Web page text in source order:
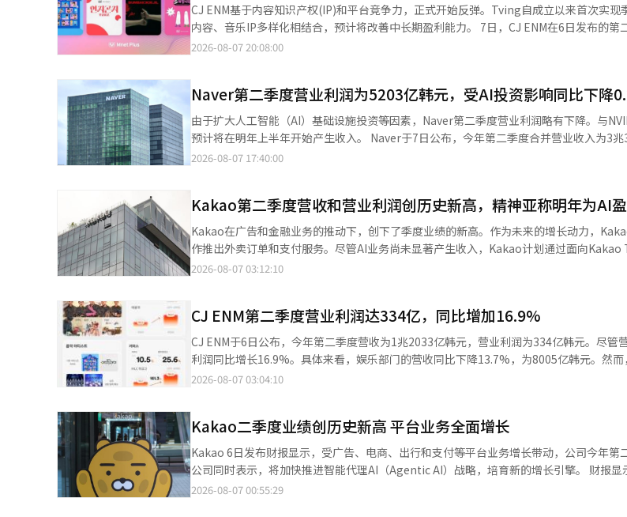
CJ ENM基于内容知识产权(IP)和平台竞争力，正式开始反弹。Tving自成立以来首次实现
内容、音乐IP多样化相结合，预计将改善中长期盈利能力。 7日，CJ ENM在6日发布的第二季度业绩中表示，收入为
1兆2033亿韩元，营业利润为334亿韩元。CJ ENM计划在此基础上增强IP竞争力，加速数字平台的
告收入。广告收入在同期增长52%，证明了其增长潜力。三星证券研究员崔敏河表示：
确认了盈利改善的可能性和盈利能力。”他补充道：“下半年将基于整合广播、数字和户
综合广告产品。”并预计广告收入规模将较上半年有所改善。 友信投资证券研究员李贤志也预测，下半年电视广告收
入将较上半年改善30%。他认为：“通过扩大涵盖广播、数字和户外广告的综合广告产品
实现正增长。” 内容IP的变现方式也在多样化。一个典型的例子是原创内容《厨师兵传奇》。CJ ENM在制作过程中
(F&B)和颁奖典礼表演等领域。 在音乐业务方面，CJ ENM一方面回收利用现有IP，另一方面积极获取新IP。通过
《Produce 101 Japan 新世界》、《恋孩子星球C：家乡赛》和《Modyssey》等项目，
体，并通过Mnet Plus扩大原创内容和日本艺人粉丝俱乐部的在线化，增强全球粉丝基础。 证券界认为，Tving的
次盈利转变标志着CJ ENM长期投资的内容IP和数字平台逐渐与收益相连接。随着下半年
展，预计盈利改善趋势将持续。 兴国生命研究员黄成镇表示：“通过过去IP的重启成功实现了收入来源的多样
2026-08-07 20:08:00
Naver第二季度营业利润为5203亿韩元，受AI投资影响同比下降
由于扩大人工智能（AI）基础设施投资等因素，Naver第二季度营业利润略有下降。与
预计将在明年上半年开始产生收入。 Naver于7日公布，今年第二季度合并营业收入为3兆3888亿韩元，营业利润为
5203亿韩元。营业收入同比增长12.3%，但营业利润同比下降0.2%。 按业务部门划分，Naver平台的营业收入为1兆
示，AI对广告收入增长的贡献比例已超过60%。 特别是7月底正式推出的“AI简报广告”，其点击转化率比传统搜索
广告高出30%以上，购买转化率则高出3倍，展示了生成型AI服务作为新广告收入来源的潜力。 服务收入
Plus商店、会员和N配送的增强，电商生态系统得以增长，同比增加31.3%。 金融平台的营业收入为4707亿韩元，同
比增加16.0%，环比增加2.4%。第二季度Naver Pay的支付额因智能商店的增长和外部
21.0%，达到了25兆2000亿韩元。 Naver计划快速扩展线下综合终端“NPAY Connect”，并正式进军商用AI平台市
24.4%，环比增加7.9%。C2C营业收入因WallaPop、Poshmark、Soda等交易额的增加
加13.3%。内容收入同比增加0.5%，环比增加5.5%；企业收入因AI和数字双胞胎相关的
21.3%，环比增加2.2%。※ 本报道经人工智能（AI）系统翻译与编辑。
2026-08-07 17:40:00
Kakao第二季度营收和营业利润创历史新高，精神亚称明年为AI
Kakao在广告和金融业务的推动下，创下了季度业绩的新高。作为未来的增长动力，
作推出外卖订单和支付服务。尽管AI业务尚未显著产生收入，Kakao计划通过面向Kakao
盈利能力。 Kakao于6日公布，2026年第二季度的合并营收为2万985亿韩元，营业利润为
阅收入增长14%，达到3999亿韩元，创下季度新高。 Kakao Talk的展示广告收入因信息
除Bizboard外，展示广告收入增长了三倍，整体展示广告的占比扩大至45%。商业消息
认为，目前是传统广告和电商增长开始抵消AI投资负担的时期。Kakao首席财务官新种
先行的阶段，尚未对营收产生贡献。” Kakao提出的AI盈利模型包括代理电商交易佣金、
告。Kakao计划在对话和搜索过程中识别用户的兴趣和购买意图，进军相对薄弱的搜索广
TalkBiz的主要收入来源。” 在下半年，Kakao将专注于建立AI用户和交易基础。‘为
度的累计用户约为1300万。Kakao计划到年底将Kakao Talk中使用AI服务的月活跃用户
上。 建立交易基础的首个合作对象是Coupang Eats。Kakao与Coupang Eats建立了代
关系，计划在Kakao Talk的对话窗口中提供从食品推荐到订单和支付的服务。 精神亚表
Talk中增加食品订单功能，而是AI将用户的意图与实际行为和交易连接起来，创造新的使
2026-08-07 03:12:10
CJ ENM第二季度营业利润达334亿，同比增加16.9%
CJ ENM于6日公布，今年第二季度营收为1兆2033亿韩元，营业利润为334亿韩元。尽管
利润同比增长16.9%。具体来看，娱乐部门的营收同比下降13.7%，为8005亿韩元。然
42.4%，达114亿韩元，成功改善了盈利能力。电商部门的营收同比增长4.4%，为4028亿
过全球合作伙伴关系扩大品牌影响力，以及KBO和原创内容的成功，推动了增长。在
Max和Disney+签署了合作协议，已在日本及亚太17个国家以品牌馆的形式推出。然而，
广告市场集中，整体需求疲软，电视广告收入下降20.9%。电影和电视剧部门的营收同
元，营业亏损为105亿韩元。该部门专注于向海外本地平台进行单独销售，以建立稳定的
内容的需求持续增长，表现出稳健的增长势头。然而，全球工作室FIFTH SEASON的内容
2026-08-07 03:04:10
Kakao二季度业绩创历史新高 平台业务全面增长
Kakao 6日发布财报显示，受广告、电商、出行和支付等平台业务增长带动，公司今年第
公司同时表示，将加快推进智能代理AI（Agentic AI）战略，培育新的增长引擎。 财报显示，Kakao第二季度实现营
业收入2.0985万亿韩元（约合人民币99.2亿元），同比增长9.4%；营业利润2770亿韩元
2026-08-07 00:55:29